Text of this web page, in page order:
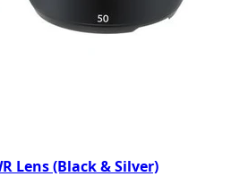
Lens (Black & Silver)